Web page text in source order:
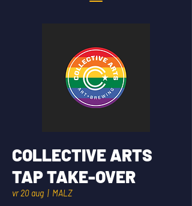
COLLECTIVE ARTS
TAP TAKE-OVER
vr 20 aug
  |
MALZ